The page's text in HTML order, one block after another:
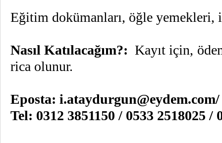
Eğitim dokümanları, öğle yemekleri,
Nasıl Katılacağım?:Kayıt için,
rica olunur.
Eposta: i.ataydurgun@eydem.com
Tel: 0312 3851150 / 0533 2518025